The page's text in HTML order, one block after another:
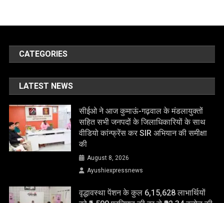
CATEGORIES
LATEST NEWS
सीईओ ने आज कुमाऊं-गढ़वाल के मंडलायुक्तों
सहित सभी जनपदों के जिलाधिकारियों के साथ
वीडियो कांन्फ्रेंस कर SIR अभियान की समीक्षा
की
August 8, 2026
Ayushiexpressnews
वृद्धावस्था पेंशन के कुल 6,15,628 लाभार्थियों